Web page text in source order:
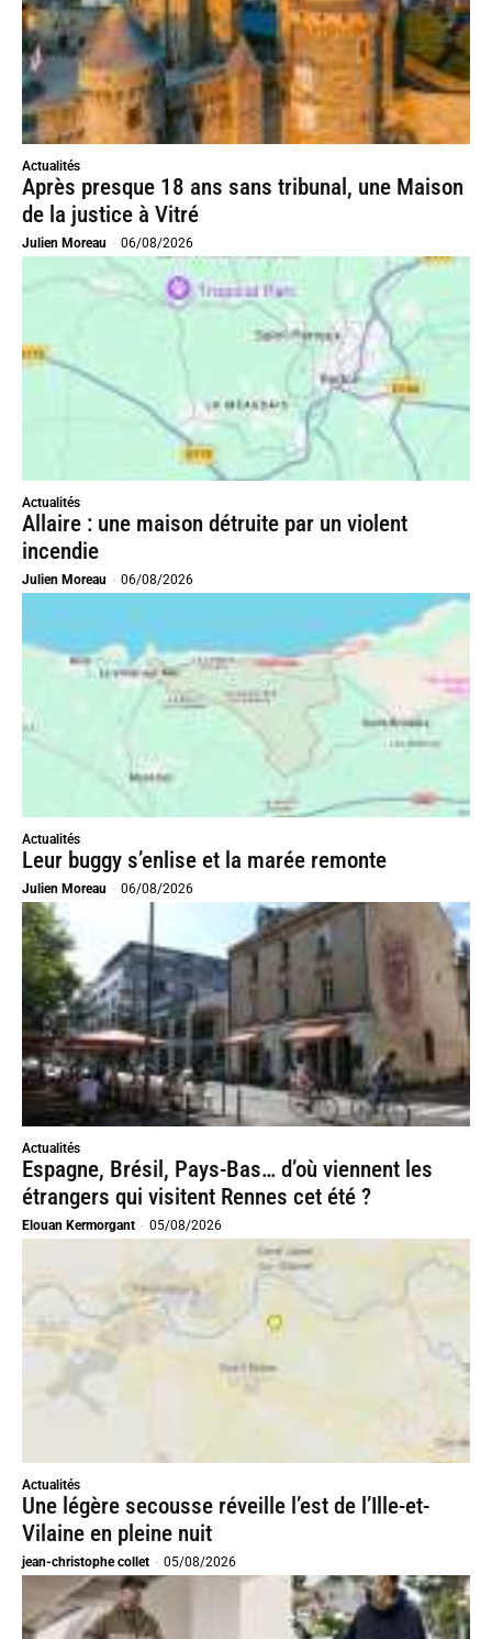
Actualités
Après presque 18 ans sans tribunal, une Maison
de la justice à Vitré
Julien Moreau - 06/08/2026
Actualités
Allaire : une maison détruite par un violent
incendie
Julien Moreau - 06/08/2026
Actualités
Leur buggy s’enlise et la marée remonte
Julien Moreau - 06/08/2026
Actualités
Espagne, Brésil, Pays-Bas… d’où viennent les
étrangers qui visitent Rennes cet été ?
Elouan Kermorgant - 05/08/2026
Actualités
Une légère secousse réveille l’est de l’Ille-et-
Vilaine en pleine nuit
jean-christophe collet - 05/08/2026